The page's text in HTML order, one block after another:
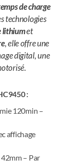
de charge
technologies
lithiumet
, elle offre une
digital, une
:
120min –
affichage
– Par